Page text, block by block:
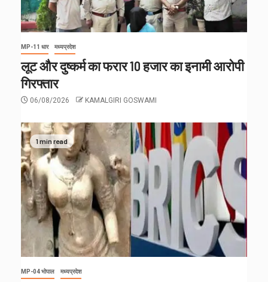
MP-11 धार मध्यप्रदेश
लूट और दुष्कर्म का फरार 10 हजार का इनामी आरोपी
गिरफ्तार
06/08/2026 KAMALGIRI GOSWAMI
1 min read
MP-04 भोपाल मध्यप्रदेश